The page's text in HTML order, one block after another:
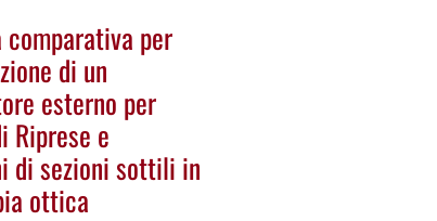
comparativa per
di un
esterno per
e
di sezioni sottili in
ottica